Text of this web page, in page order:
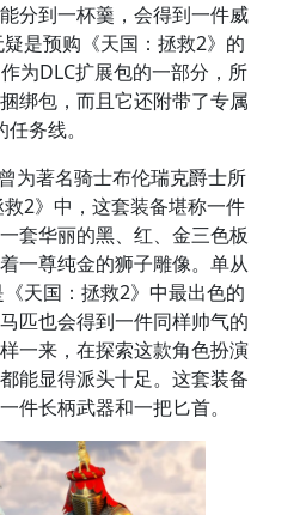
分到一杯羹，会得到一件威
是预购《天国：拯救2》的
为DLC扩展包的一部分，所
绑包，而且它还附带了专属
任务线。
为著名骑士布伦瑞克爵士所
2》中，这套装备堪称一件
套华丽的黑、红、金三色板
一尊纯金的狮子雕像。单从
天国：拯救2》中最出色的
匹也会得到一件同样帅气的
一来，在探索这款角色扮演
能显得派头十足。这套装备
件长柄武器和一把匕首。